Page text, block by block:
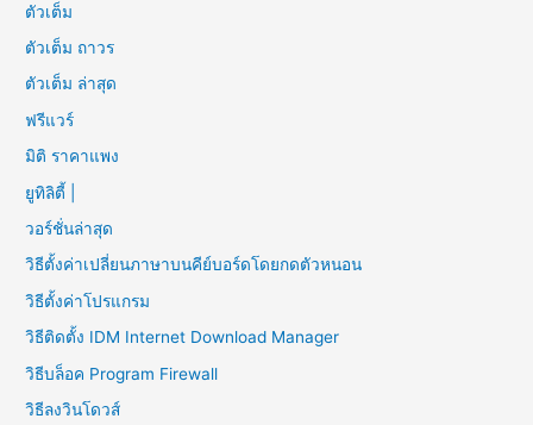
ตัวเต็ม
ตัวเต็ม ถาวร
ตัวเต็ม ล่าสุด
ฟรีแวร์
มิติ ราคาแพง
ยูทิลิตี้ |
วอร์ชั่นล่าสุด
วิธีตั้งค่าเปลี่ยนภาษาบนคีย์บอร์ดโดยกดตัวหนอน
วิธีตั้งค่าโปรแกรม
วิธีติดตั้ง IDM Internet Download Manager
วิธีบล็อค Program Firewall
วิธีลงวินโดวส์